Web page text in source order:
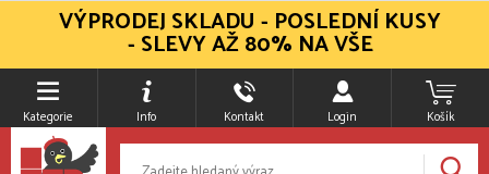
Kategorie Info Kontakt Login Košík
VÝPRODEJ SKLADU - POSLEDNÍ KUSY
- SLEVY AŽ 80% NA VŠE